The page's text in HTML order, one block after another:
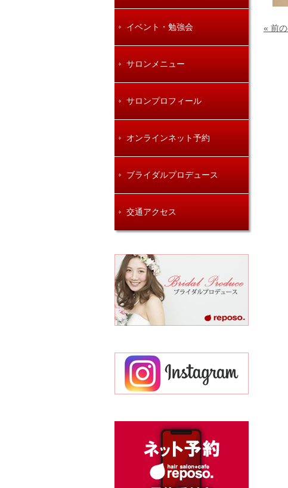
« 前
イベント・勉強会
サロンメニュー
サロンプロフィール
オンラインネット予約
ブライダルプロデュース
交通アクセス